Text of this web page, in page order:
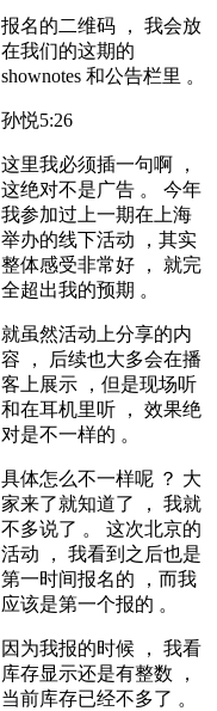
报名的二维码 ， 我会放
在我们的这期的
shownotes 和公告栏里 。
孙悦5:26
这里我必须插一句啊 ，
这绝对不是广告 。 今年
我参加过上一期在上海
举办的线下活动 ，其实
整体感受非常好 ， 就完
全超出我的预期 。
就虽然活动上分享的内
容 ， 后续也大多会在播
客上展示 ，但是现场听
和在耳机里听 ， 效果绝
对是不一样的 。
具体怎么不一样呢 ？ 大
家来了就知道了 ， 我就
不多说了 。 这次北京的
活动 ， 我看到之后也是
第一时间报名的 ，而我
应该是第一个报的 。
因为我报的时候 ， 我看
库存显示还是有整数 ，
当前库存已经不多了 。